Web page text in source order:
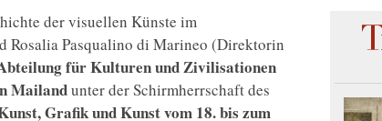
der visuellen Künste im
Rosalia Pasqualino di Marineo (Direktorin
für Kulturen und Zivilisationen
Mailandunter der Schirmherrschaft des
Grafik und Kunst vom 18. bis zum